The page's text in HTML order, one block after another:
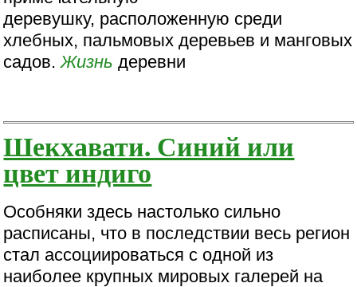
деревушку, расположенную среди
хлебных, пальмовых деревьев и манговых
садов.Жизнь деревни
Шекхавати. Синий или
цвет индиго
Особняки здесь настолько сильно
расписаны, что в последствии весь регион
стал ассоциироваться с одной из
наиболее крупных мировых галерей на